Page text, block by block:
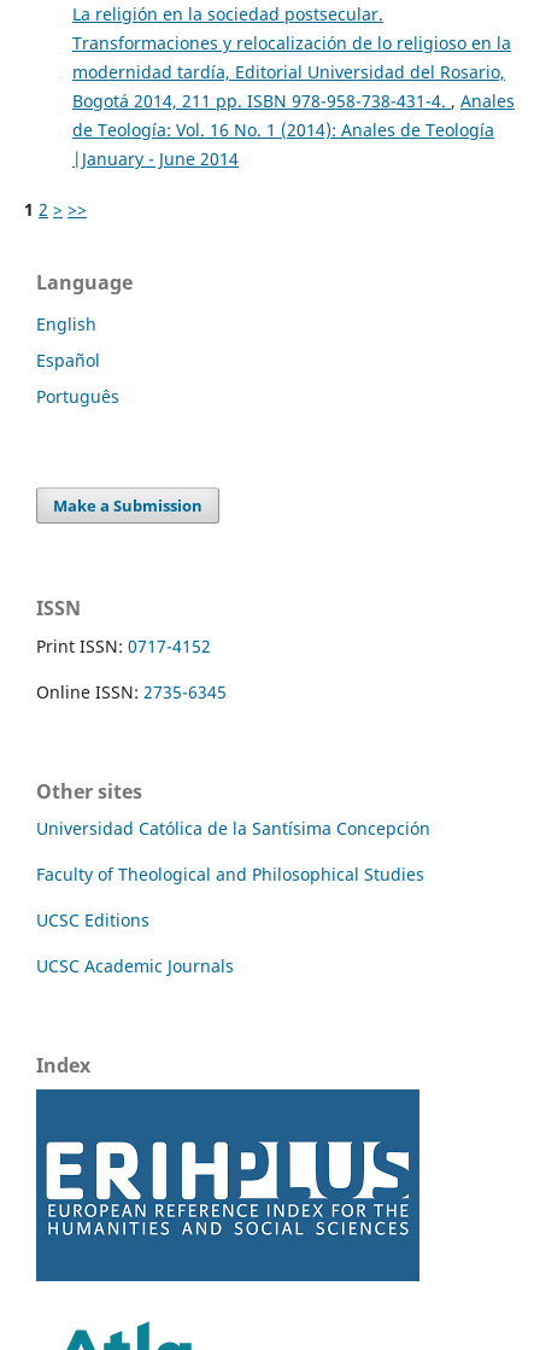
La religión en la sociedad postsecular.
Transformaciones y relocalización de lo religioso en la
modernidad tardía, Editorial Universidad del Rosario,
Bogotá 2014, 211 pp. ISBN 978-958-738-431-4. , Anales
de Teología: Vol. 16 No. 1 (2014): Anales de Teología
|January - June 2014
1 2 > >>
Language
English
Español
Português
Make a Submission
ISSN
Print ISSN: 0717-4152
Online ISSN: 2735-6345
Other sites
Universidad Católica de la Santísima Concepción
Faculty of Theological and Philosophical Studies
UCSC Editions
UCSC Academic Journals
Index